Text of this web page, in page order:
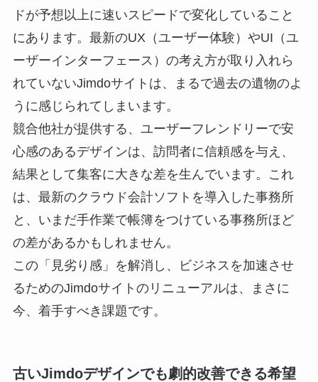
ドが予想以上に速いスピードで変化していること
にあります。最新のUX（ユーザー体験）やUI（ユ
ーザーインターフェース）の考え方が取り入れら
れていないJimdoサイトは、まるで過去の遺物のよ
うに感じられてしまいます。
競合他社が提供する、ユーザーフレンドリーで安
心感のあるデザインは、訪問者に信頼感を与え、
結果として集客に大きな差を生んでいます。これ
は、最新のクラウド会計ソフトを導入した事務所
と、いまだ手作業で帳簿をつけている事務所ほど
の差があるかもしれません。
この「見劣り感」を解消し、ビジネスを加速させ
るためのJimdoサイトのリニューアルは、まさに
今、着手すべき課題です。
古いJimdoデザインでも劇的改善できる希望